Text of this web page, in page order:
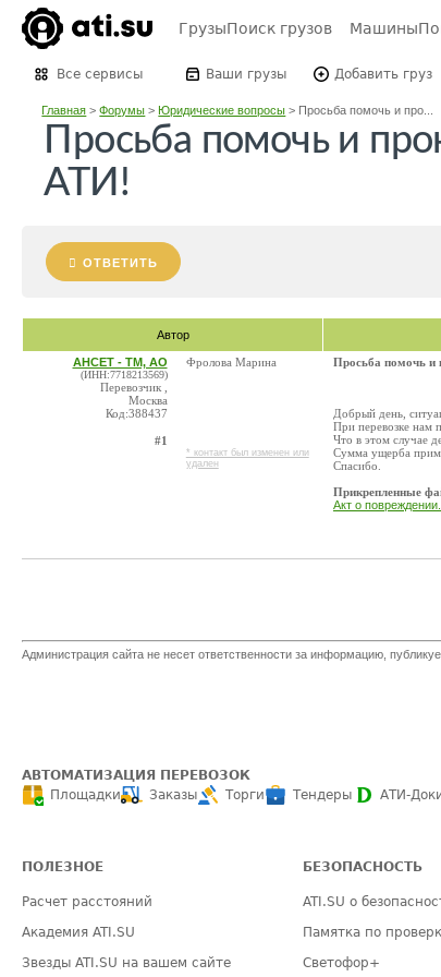
ГрузыПоиск грузов Машины
Все сервисы Ваши грузы Добавить груз
Главная >Форумы >Юридические вопросы > Просьба помочь и про...
Просьба помочь и
АТИ!
ОТВЕТИТЬ
Автор
АНСЕТ - ТМ, АО
(ИНН:7718213569)
Перевозчик ,
Москва
Код:388437
#1
Фролова Марина
* контакт был изменен или
удален
Просьба помочь и
Добрый день,
При перевозке нам
Что в этом случае
Сумма ущерба
Спасибо.
Прикрепленные
Акт о
Администрация сайта не несет ответственности за информацию,
АВТОМАТИЗАЦИЯ ПЕРЕВОЗОК
Площадки
Заказы Торги Тендеры АТИ-
ПОЛЕЗНОЕ
Расчет расстояний
Академия ATI.SU
Звезды ATI.SU на вашем сайте
БЕЗОПАСНОСТЬ
ATI.SU о
Памятка по
Светофор+